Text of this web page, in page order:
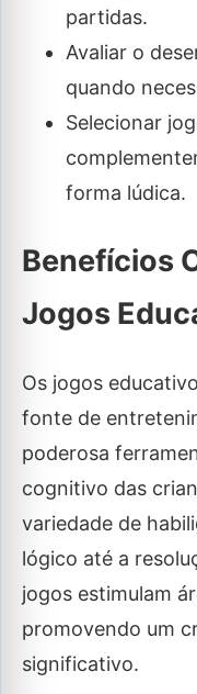
partidas.
Avaliar o
quando
Selecionar
forma lúdica.
Benefícios
Jogos
Os jogos
fonte de
poderosa
cognitivo das
variedade de
lógico até a
jogos estimulam
promovendo um
significativo.